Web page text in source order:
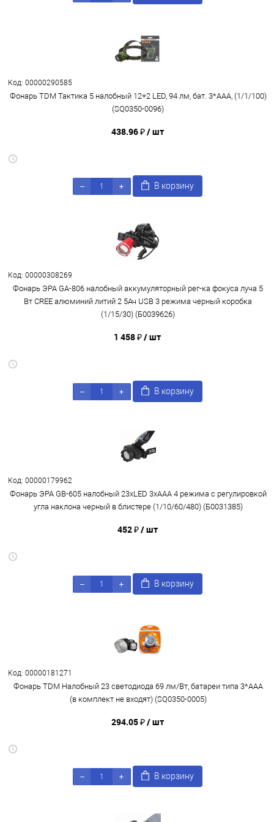
Код: 00000290585
Фонарь TDM Тактика 5 налобный 12+2 LED, 94 лм, бат. 3*AАА, (1/1/100)
(SQ0350-0096)
438.96 ₽/ шт
В корзину
Код: 00000308269
Фонарь ЭРА GA-806 налобный аккумуляторный рег-ка фокуса луча 5
Вт CREE алюминий литий 2 5Ач USB 3 режима черный коробка
(1/15/30) (Б0039626)
1 458 ₽/ шт
В корзину
Код: 00000179962
Фонарь ЭРА GB-605 налобный 23xLED 3xAAA 4 режима с регулировкой
угла наклона черный в блистере (1/10/60/480) (Б0031385)
452 ₽/ шт
В корзину
Код: 00000181271
Фонарь TDM Налобный 23 светодиода 69 лм/Вт, батареи типа 3*AAA
(в комплект не входят) (SQ0350-0005)
294.05 ₽/ шт
В корзину